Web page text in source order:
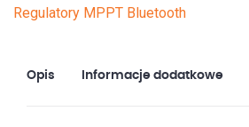
Regulatory MPPT Bluetooth
Opis Informacje dodatkowe